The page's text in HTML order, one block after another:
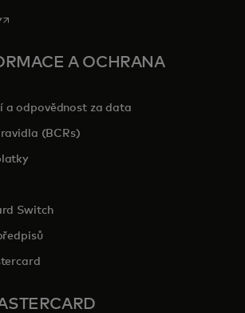
opens in a new tab
A OCHRANA
a odpovědnost za data
(BCRs)
in a new tab
Switch